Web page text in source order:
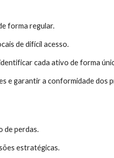
forma regular.
de difícil acesso.
cada ativo de forma
e garantir a conformidade dos
de perdas.
estratégicas.